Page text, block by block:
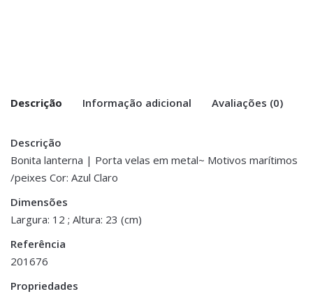
Descrição Informação adicional Avaliações (0)
Descrição
Bonita lanterna | Porta velas em metal~ Motivos marítimos
/peixes Cor: Azul Claro
Dimensões
Largura: 12 ; Altura: 23 (cm)
Referência
201676
Propriedades
Peso 0.500 kg
Dimensões 12 × 12 × 23 cm
There are no reviews yet.
Be the first to review “Lanterna Metal
Peixes – Azul Claro”
You must be <a href="https://www.homeart.pt/minha-
conta/">logged in</a> to post a review.